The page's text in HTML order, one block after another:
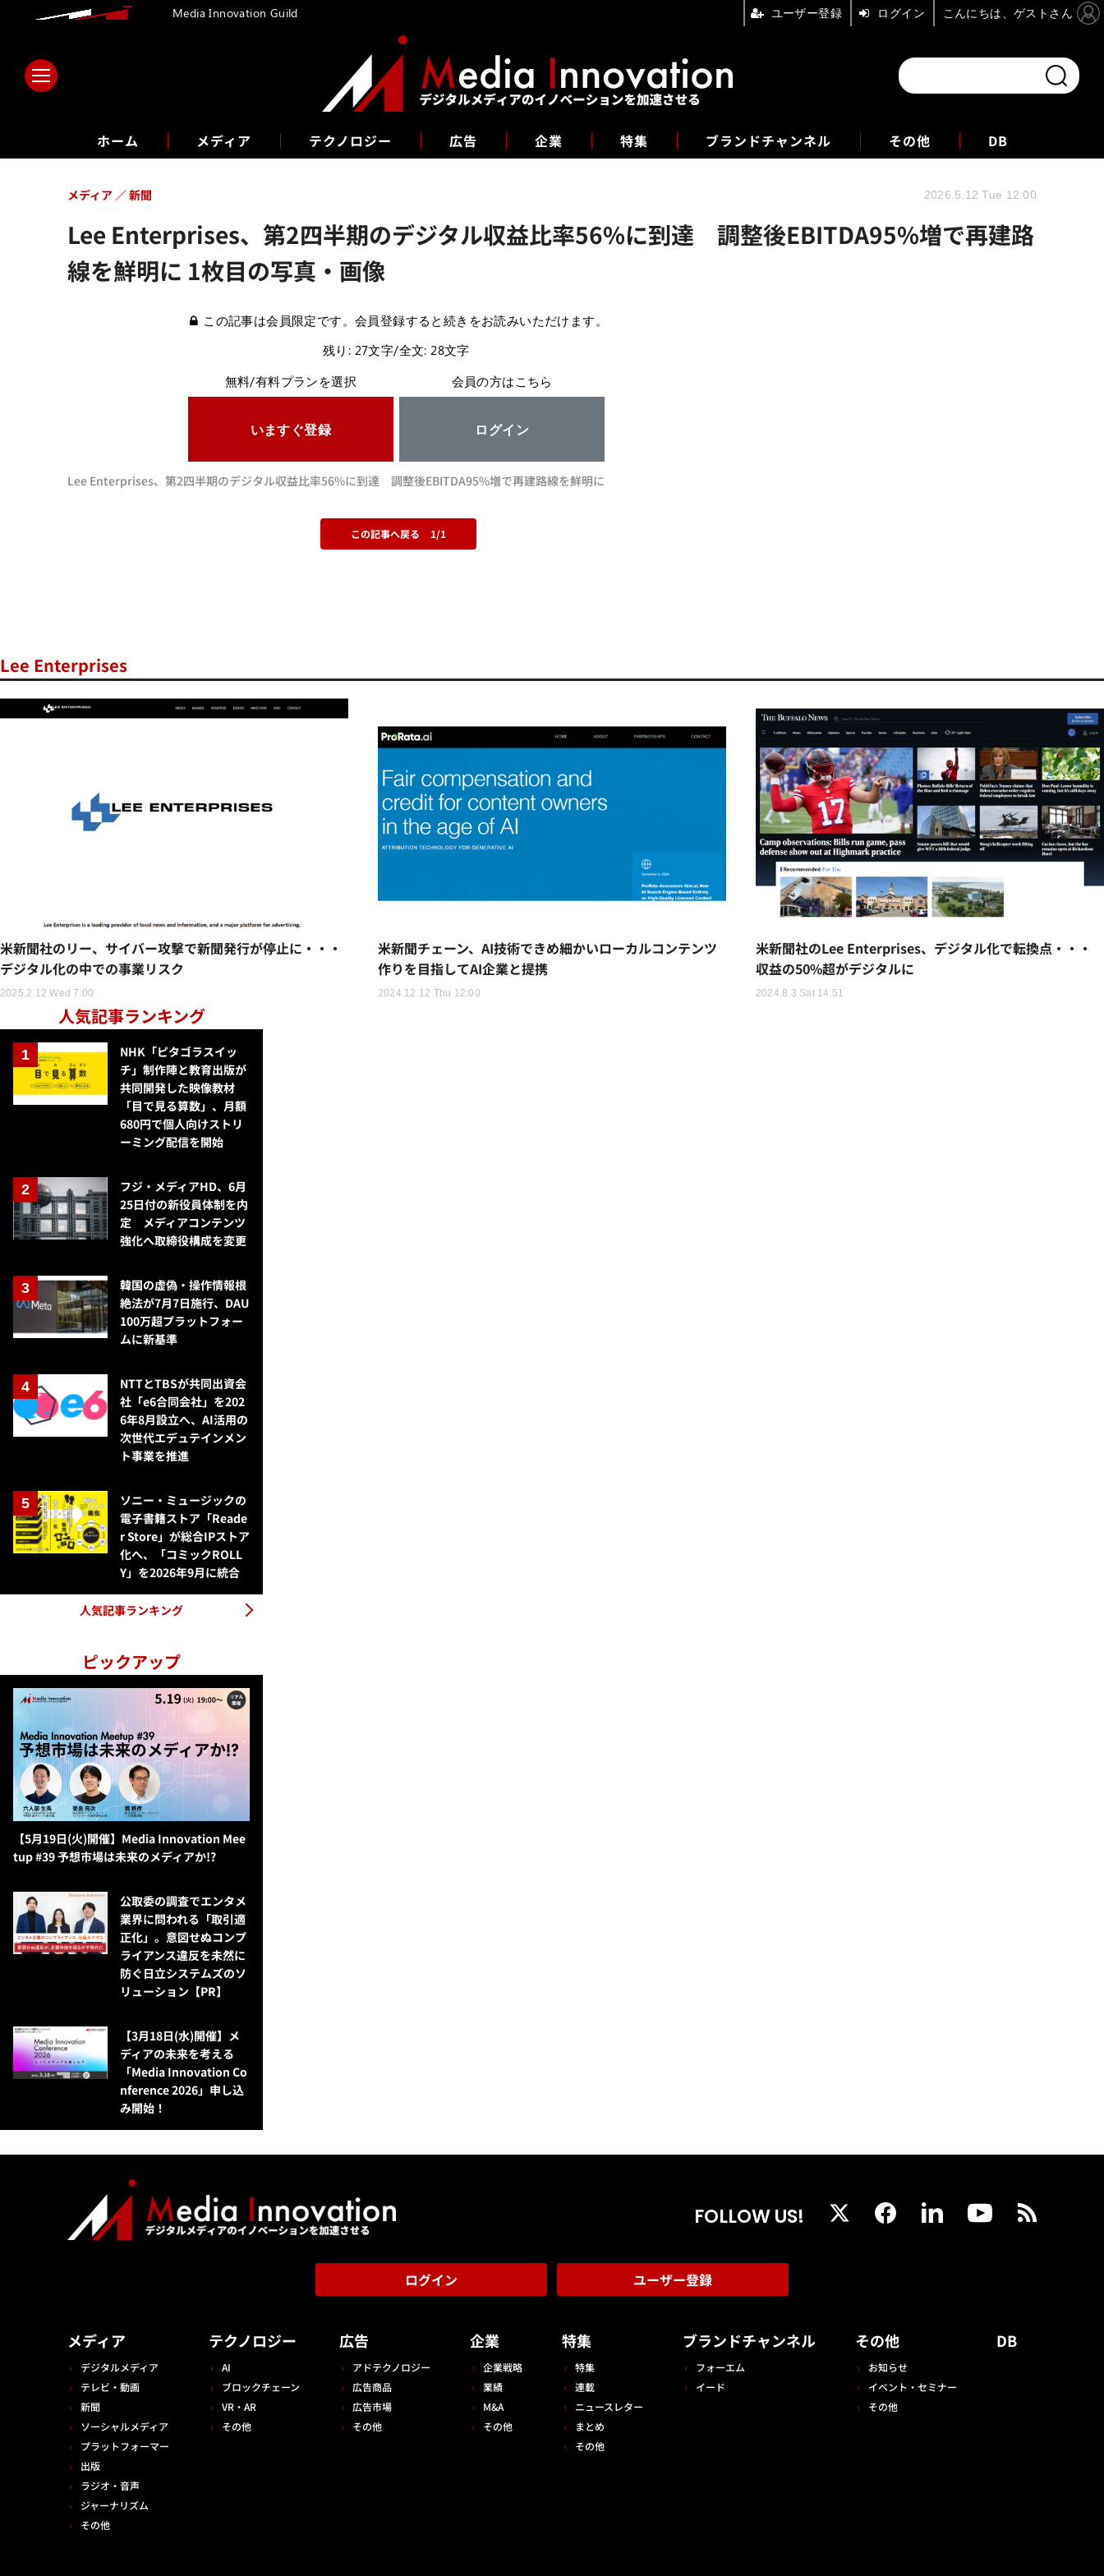
ホーム メディア テクノロジー 広告 企業 特集 ブランドチャンネル
フォーエム その他 DB
Lee Enterprises、第2四半期のデジタル収益比率56%に到達 調整後EBITDA95%増で再建路
線を鮮明に 1枚目の写真・画像
メディア 新聞 2026.5.12 Tue 12:00
この記事は会員限定です。会員登録すると続きをお読みいただけます。
残り: 27文字/全文: 28文字
無料/有料プランを選択
いますぐ登録
会員の方はこちら
ログイン
Lee Enterprises、第2四半期のデジタル収益比率56%に到達 調整後EBITDA95%増で再建路線を鮮明に
この記事へ戻る 1/1
Lee Enterprises
米新聞社のリー、サイバー攻撃で新聞発行が停止に・・・
デジタル化の中での事業リスク
2025.2.12 Wed 7:00
米新聞チェーン、AI技術できめ細かいローカルコンテンツ
作りを目指してAI企業と提携
2024.12.12 Thu 12:00
米新聞社のLee Enterprises、デジタル化で転換点・・・
収益の50%超がデジタルに
2024.8.3 Sat 14:51
人気記事ランキング
NHK「ピタゴラスイッ
チ」制作陣と教育出版が
共同開発した映像教材
「目で見る算数」、月額
680円で個人向けストリ
ーミング配信を開始
フジ・メディアHD、6月
25日付の新役員体制を内
定 メディアコンテンツ
強化へ取締役構成を変更
韓国の虚偽・操作情報根
絶法が7月7日施行、DAU
100万超プラットフォー
ムに新基準
NTTとTBSが共同出資会
社「e6合同会社」を202
6年8月設立へ、AI活用の
次世代エデュテインメン
ト事業を推進
ソニー・ミュージックの
電子書籍ストア「Reade
r Store」が総合IPストア
化へ、「コミックROLL
Y」を2026年9月に統合
人気記事ランキング
ピックアップ
【5月19日(火)開催】Media Innovation Mee
tup #39 予想市場は未来のメディアか!?
公​​取委の調査でエンタメ
業界に問われる「取引適
正化」。意図せぬコンプ
ライアンス違反を未然に
防ぐ日立システムズのソ
リューション​【PR】
【3月18日(水)開催】メ
ディアの未来を考える
「Media Innovation Co
nference 2026」申し込
み開始！
FOLLOW US!
ログイン ユーザー登録
メディア
デジタルメディア
テレビ・動画
新聞
ソーシャルメディア
プラットフォーマー
出版
ラジオ・音声
ジャーナリズム
その他
テクノロジー
AI
ブロックチェーン
VR・AR
その他
広告
アドテクノロジー
広告商品
広告市場
その他
企業
企業戦略
業績
M&A
その他
特集
特集
連載
ニュースレター
まとめ
その他
ブランドチャンネル
フォーエム
イード
その他
お知らせ
イベント・セミナー
その他
DB
Media Innovation Guild ユーザー登録 ログイン こんにちは、ゲストさん